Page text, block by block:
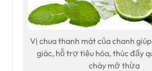
Vị chua thanh mát của chanh
giác, hỗ trợ tiêu hóa, thúc đẩy
cháy mỡ thừa